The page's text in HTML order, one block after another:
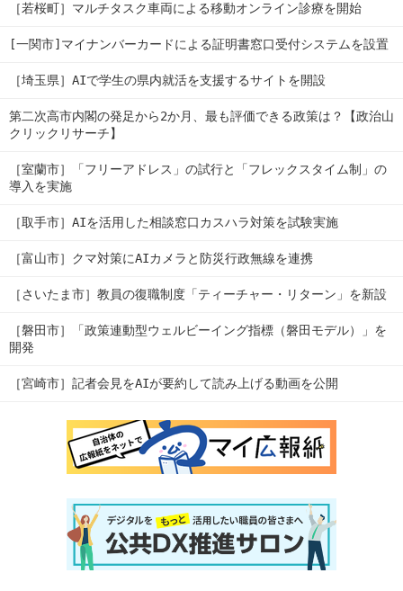
［若桜町］マルチタスク車両による移動オンライン診療を開始
[一関市]マイナンバーカードによる証明書窓口受付システムを設置
［埼玉県］AIで学生の県内就活を支援するサイトを開設
第二次高市内閣の発足から2か月、最も評価できる政策は？【政治山
クリックリサーチ】
［室蘭市］「フリーアドレス」の試行と「フレックスタイム制」の
導入を実施
［取手市］AIを活用した相談窓口カスハラ対策を試験実施
［富山市］クマ対策にAIカメラと防災行政無線を連携
［さいたま市］教員の復職制度「ティーチャー・リターン」を新設
［磐田市］「政策連動型ウェルビーイング指標（磐田モデル）」を
開発
［宮崎市］記者会見をAIが要約して読み上げる動画を公開